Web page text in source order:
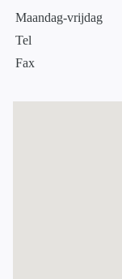
Maandag-vrijdag
Tel
Fax